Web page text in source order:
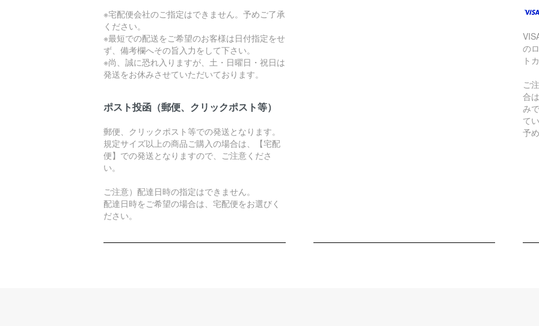
※宅配便会社のご指定はできません。予めご了承
ください。
※最短での配送をご希望のお客様は日付指定をせ
ず、備考欄へその旨入力をして下さい。
※尚、誠に恐れ入りますが、土・日曜日・祝日は
発送をお休みさせていただいております。
ポスト投函（郵便、クリックポスト等）
郵便、クリックポスト等での発送となります。
規定サイズ以上の商品ご購入の場合は、【宅配
便】での発送となりますので、ご注意くださ
い。
ご注意）配達日時の指定はできません。
配達日時をご希望の場合は、宅配便をお選びく
ださい。
の
ト
ご
合
み
て
予